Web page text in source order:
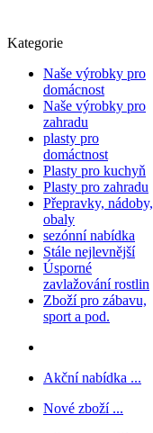
Kategorie
Naše výrobky pro
domácnost
Naše výrobky pro
zahradu
plasty pro
domáctnost
Plasty pro kuchyň
Plasty pro zahradu
Přepravky, nádoby,
obaly
sezónní nabídka
Stále nejlevnější
Úsporné
zavlažování rostlin
Zboží pro zábavu,
sport a pod.
Akční nabídka ...
Nové zboží ...